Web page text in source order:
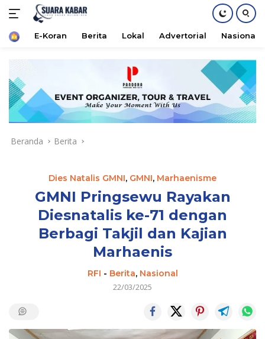
konten
HomeE-Koran Berita Lokal Advertorial Nasional
Beranda Berita
Dies Natalis GMNI, GMNI, Marhaenisme
GMNI Pringsewu Rayakan
Diesnatalis ke-71 dengan
Berbagi Takjil dan Kajian
Marhaenis
RFI - Berita, Nasional
22/03/2025